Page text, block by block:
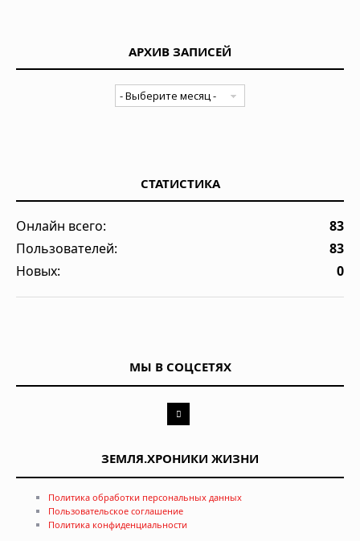
АРХИВ ЗАПИСЕЙ
СТАТИСТИКА
Онлайн всего:
83
Пользователей:
83
Новых:
0
МЫ В СОЦСЕТЯХ
ЗЕМЛЯ.ХРОНИКИ ЖИЗНИ
Политика обработки персональных данных
Пользовательское соглашение
Политика конфиденциальности